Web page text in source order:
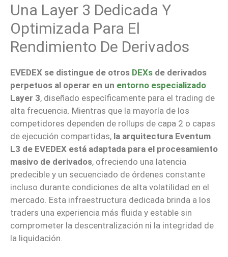
Una Layer 3 Dedicada Y
Optimizada Para El
Rendimiento De Derivados
EVEDEX se distingue de otros DEXs de derivados
perpetuos al operar en un entorno especializado
Layer 3, diseñado específicamente para el trading de
alta frecuencia. Mientras que la mayoría de los
competidores dependen de rollups de capa 2 o capas
de ejecución compartidas, la arquitectura Eventum
L3 de EVEDEX está adaptada para el procesamiento
masivo de derivados, ofreciendo una latencia
predecible y un secuenciado de órdenes constante
incluso durante condiciones de alta volatilidad en el
mercado. Esta infraestructura dedicada brinda a los
traders una experiencia más fluida y estable sin
comprometer la descentralización ni la integridad de
la liquidación.